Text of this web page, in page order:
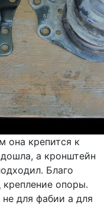
она крепится к
а кронштейн
Благо
опоры.
для фабии а для